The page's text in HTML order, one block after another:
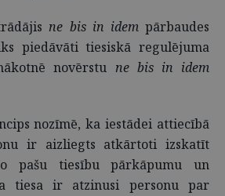
ne bis in idempārbaudes
piedāvāti tiesiskā regulējuma
novērstu ne bis in idem
nozīmē, ka iestādei attiecībā
ir aizliegts atkārtoti izskatīt
pašu tiesību pārkāpumu un
tiesa ir atzinusi personu par